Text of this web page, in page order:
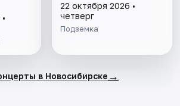
22 октября 2026 •
четверг
Подземка
в Новосибирске →